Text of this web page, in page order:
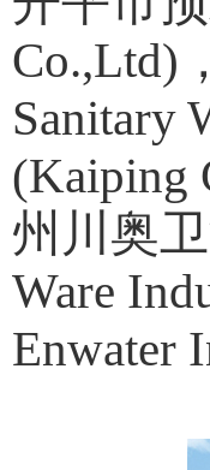
Co.,Ltd)
Sanitary
(Kaiping
州川奥
Ware
Enwater